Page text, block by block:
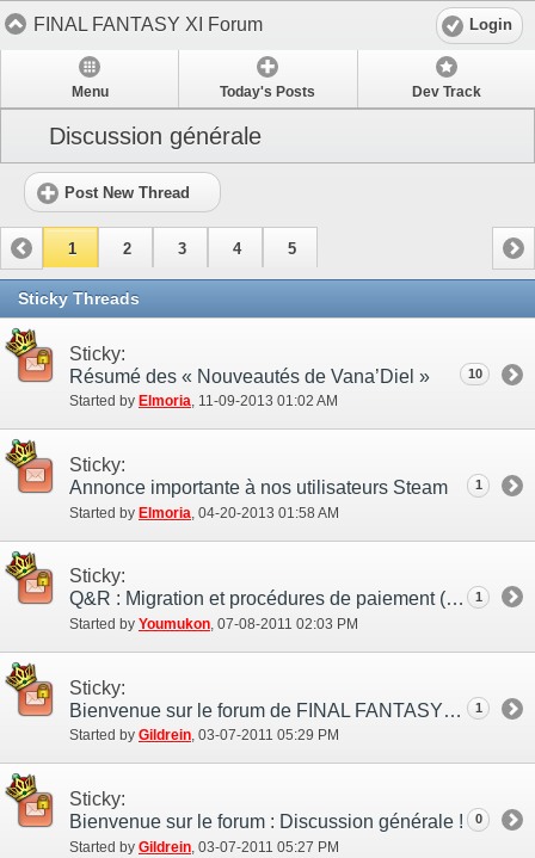
FINAL FANTASY XI Forum Login
Menu Today's Posts Dev Track
Discussion générale
Post New Thread
1 2 3 4 5
Sticky Threads
Sticky:
Résumé des « Nouveautés de Vana’Diel »
Started by Elmoria‎, 11-09-2013 01:02 AM
10
Sticky:
Annonce importante à nos utilisateurs Steam
Started by Elmoria ‎, 04-20-2013 01:58 AM
1
Sticky:
Q&R : Migration et procédures de paiement (05/08/2011)
Started by Youmukon‎, 07-08-2011 02:03 PM
1
Sticky:
Bienvenue sur le forum de FINAL FANTASY XI !
Started by Gildrein‎, 03-07-2011 05:29 PM
1
Sticky:
Bienvenue sur le forum : Discussion générale !
Started by Gildrein ‎, 03-07-2011 05:27 PM
0